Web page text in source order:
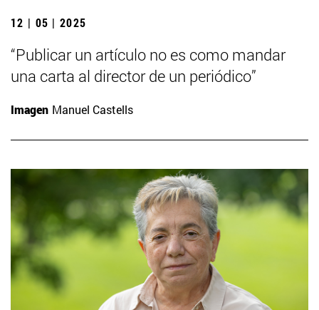
12 | 05 | 2025
“Publicar un artículo no es como mandar
una carta al director de un periódico”
Imagen Manuel Castells